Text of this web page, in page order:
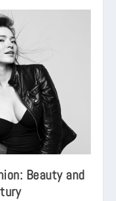
Beauty and